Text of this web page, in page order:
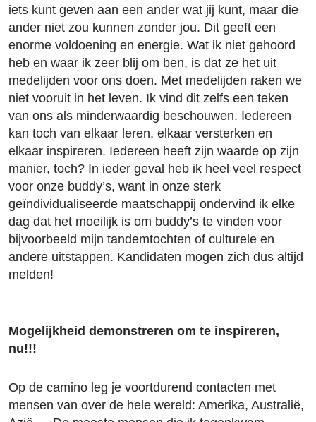
iets kunt geven aan een ander wat jij kunt, maar die
ander niet zou kunnen zonder jou. Dit geeft een
enorme voldoening en energie. Wat ik niet gehoord
heb en waar ik zeer blij om ben, is dat ze het uit
medelijden voor ons doen. Met medelijden raken we
niet vooruit in het leven. Ik vind dit zelfs een teken
van ons als minderwaardig beschouwen. Iedereen
kan toch van elkaar leren, elkaar versterken en
elkaar inspireren. Iedereen heeft zijn waarde op zijn
manier, toch? In ieder geval heb ik heel veel respect
voor onze buddy’s, want in onze sterk
geïndividualiseerde maatschappij ondervind ik elke
dag dat het moeilijk is om buddy’s te vinden voor
bijvoorbeeld mijn tandemtochten of culturele en
andere uitstappen. Kandidaten mogen zich dus altijd
melden!
Mogelijkheid demonstreren om te inspireren,
nu!!!
Op de camino leg je voortdurend contacten met
mensen van over de hele wereld: Amerika, Australië,